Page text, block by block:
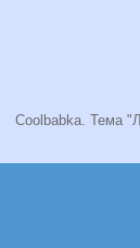
Coolbabka. Тема